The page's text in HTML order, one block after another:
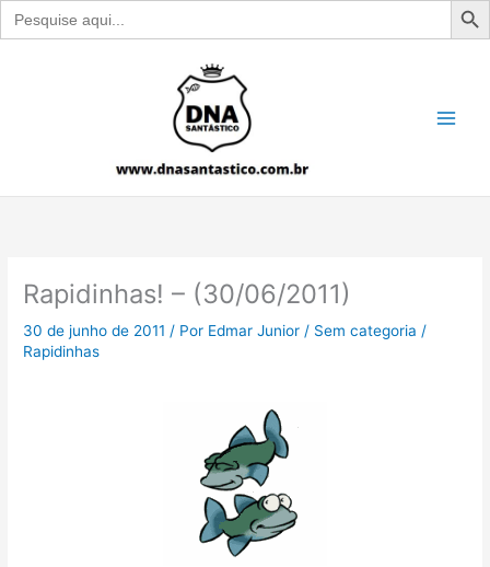
Search
for:
Rapidinhas! – (30/06/2011)
30 de junho de 2011/ Por Edmar Junior/ Sem categoria /
Rapidinhas